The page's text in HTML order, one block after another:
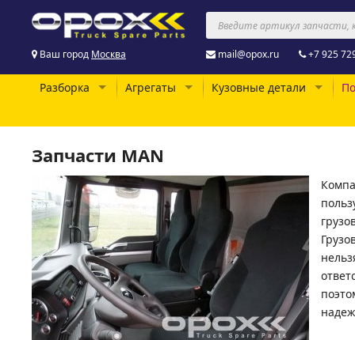
Ваш город Москва mail@opox.ru +7 925
Разборка Агрегаты Кузовные детали
Запчасти MAN